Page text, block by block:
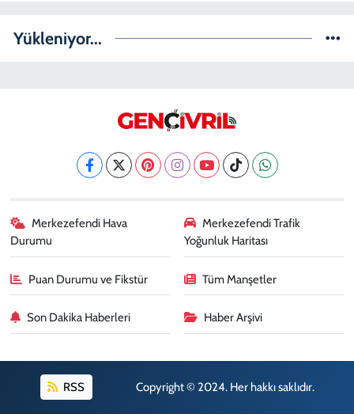
Yükleniyor...
Merkezefendi Hava
Durumu
Merkezefendi Trafik
Yoğunluk Haritası
Puan Durumu ve Fikstür Tüm Manşetler
Son Dakika Haberleri Haber Arşivi
RSS Copyright © 2024. Her hakkı saklıdır.